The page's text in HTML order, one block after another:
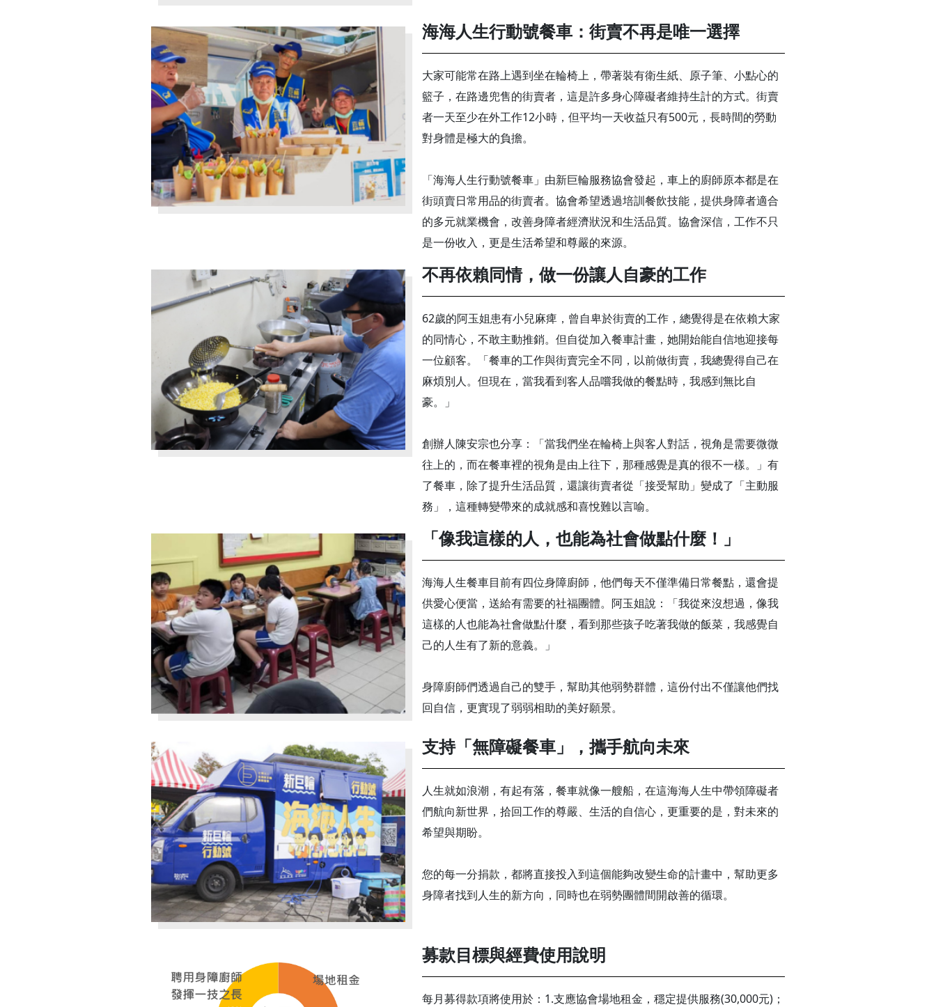
海海人生行動號餐車：街賣不再是唯一選擇
大家可能常在路上遇到坐在輪椅上，帶著裝有衛生紙、原子筆、小點心的
籃子，在路邊兜售的街賣者，這是許多身心障礙者維持生計的方式。街賣
者一天至少在外工作12小時，但平均一天收益只有500元，長時間的勞動
對身體是極大的負擔。
「海海人生行動號餐車」由新巨輪服務協會發起，車上的廚師原本都是在
街頭賣日常用品的街賣者。協會希望透過培訓餐飲技能，提供身障者適合
的多元就業機會，改善身障者經濟狀況和生活品質。協會深信，工作不只
是一份收入，更是生活希望和尊嚴的來源。
不再依賴同情，做一份讓人自豪的工作
62歲的阿玉姐患有小兒麻痺，曾自卑於街賣的工作，總覺得是在依賴大家
的同情心，不敢主動推銷。但自從加入餐車計畫，她開始能自信地迎接每
一位顧客。「餐車的工作與街賣完全不同，以前做街賣，我總覺得自己在
麻煩別人。但現在，當我看到客人品嚐我做的餐點時，我感到無比自
豪。」
創辦人陳安宗也分享：「當我們坐在輪椅上與客人對話，視角是需要微微
往上的，而在餐車裡的視角是由上往下，那種感覺是真的很不一樣。」有
了餐車，除了提升生活品質，還讓街賣者從「接受幫助」變成了「主動服
務」，這種轉變帶來的成就感和喜悅難以言喻。
「像我這樣的人，也能為社會做點什麼！」
海海人生餐車目前有四位身障廚師，他們每天不僅準備日常餐點，還會提
供愛心便當，送給有需要的社福團體。阿玉姐說：「我從來沒想過，像我
這樣的人也能為社會做點什麼，看到那些孩子吃著我做的飯菜，我感覺自
己的人生有了新的意義。」
身障廚師們透過自己的雙手，幫助其他弱勢群體，這份付出不僅讓他們找
回自信，更實現了弱弱相助的美好願景。
支持「無障礙餐車」，攜手航向未來
人生就如浪潮，有起有落，餐車就像一艘船，在這海海人生中帶領障礙者
們航向新世界，拾回工作的尊嚴、生活的自信心，更重要的是，對未來的
希望與期盼。
您的每一分捐款，都將直接投入到這個能夠改變生命的計畫中，幫助更多
身障者找到人生的新方向，同時也在弱勢團體間開啟善的循環。
募款目標與經費使用說明
每月募得款項將使用於：1.支應協會場地租金，穩定提供服務(30,000元)；